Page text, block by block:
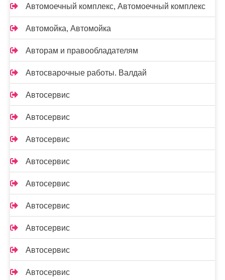
Автомоечный комплекс, Автомоечный комплекс
Автомойка, Автомойка
Авторам и правообладателям
Автосварочные работы. Валдай
Автосервис
Автосервис
Автосервис
Автосервис
Автосервис
Автосервис
Автосервис
Автосервис
Автосервис